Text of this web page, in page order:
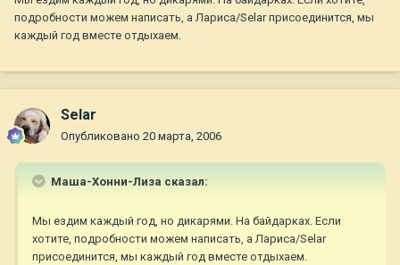
подробности можем написать, а Лариса/Selar присоединится, мы
каждый год вместе отдыхаем.
Selar
Опубликовано 20 марта, 2006
Маша-Хонни-Лиза сказал:
Мы ездим каждый год, но дикарями. На байдарках. Если
хотите, подробности можем написать, а Лариса/Selar
присоединится, мы каждый год вместе отдыхаем.